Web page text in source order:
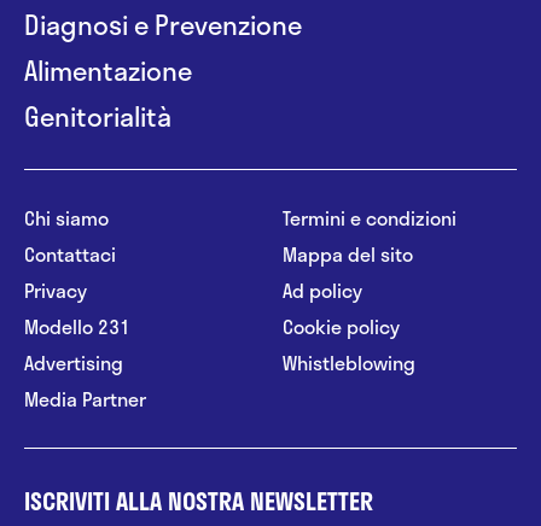
Diagnosi e Prevenzione
Alimentazione
Genitorialità
Chi siamo
Contattaci
Privacy
Modello 231
Advertising
Media Partner
Termini e condizioni
Mappa del sito
Ad policy
Cookie policy
Whistleblowing
ISCRIVITI ALLA NOSTRA NEWSLETTER